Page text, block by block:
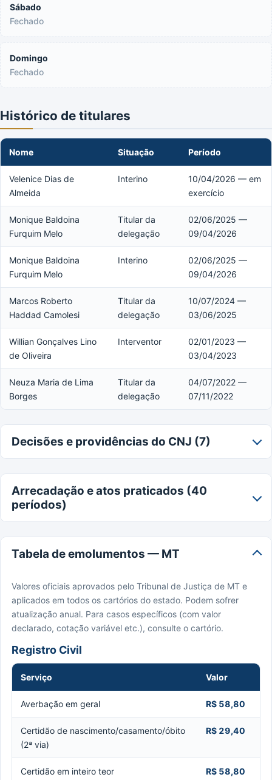
Sábado
Fechado
Domingo
Fechado
Histórico de titulares
Nome Situação Período
Velenice Dias de
Almeida
Interino
10/04/2026 — em
exercício
Monique Baldoina
Furquim Melo
Titular da
delegação
02/06/2025 —
09/04/2026
Monique Baldoina
Furquim Melo
Interino
02/06/2025 —
09/04/2026
Marcos Roberto
Haddad Camolesi
Titular da
delegação
10/07/2024 —
03/06/2025
Willian Gonçalves Lino
de Oliveira
Interventor
02/01/2023 —
03/04/2023
Neuza Maria de Lima
Borges
Titular da
delegação
04/07/2022 —
07/11/2022
Decisões e providências do CNJ (7)
Arrecadação e atos praticados (40
períodos)
Tabela de emolumentos — MT
Valores oficiais aprovados pelo Tribunal de Justiça de MT e
aplicados em todos os cartórios do estado. Podem sofrer
atualização anual. Para casos específicos (com valor
declarado, cotação variável etc.), consulte o cartório.
Registro Civil
Serviço Valor
Averbação em geral R$ 58,80
Certidão de nascimento/casamento/óbito
(2ª via)
R$ 29,40
Certidão em inteiro teor R$ 58,80